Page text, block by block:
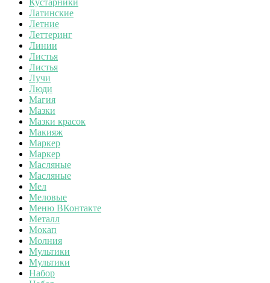
Латинские
Летние
Леттеринг
Линии
Листья
Листья
Лучи
Люди
Магия
Мазки
Мазки красок
Макияж
Маркер
Маркер
Масляные
Масляные
Мел
Меловые
Меню ВКонтакте
Металл
Мокап
Молния
Мультики
Мультики
Набор